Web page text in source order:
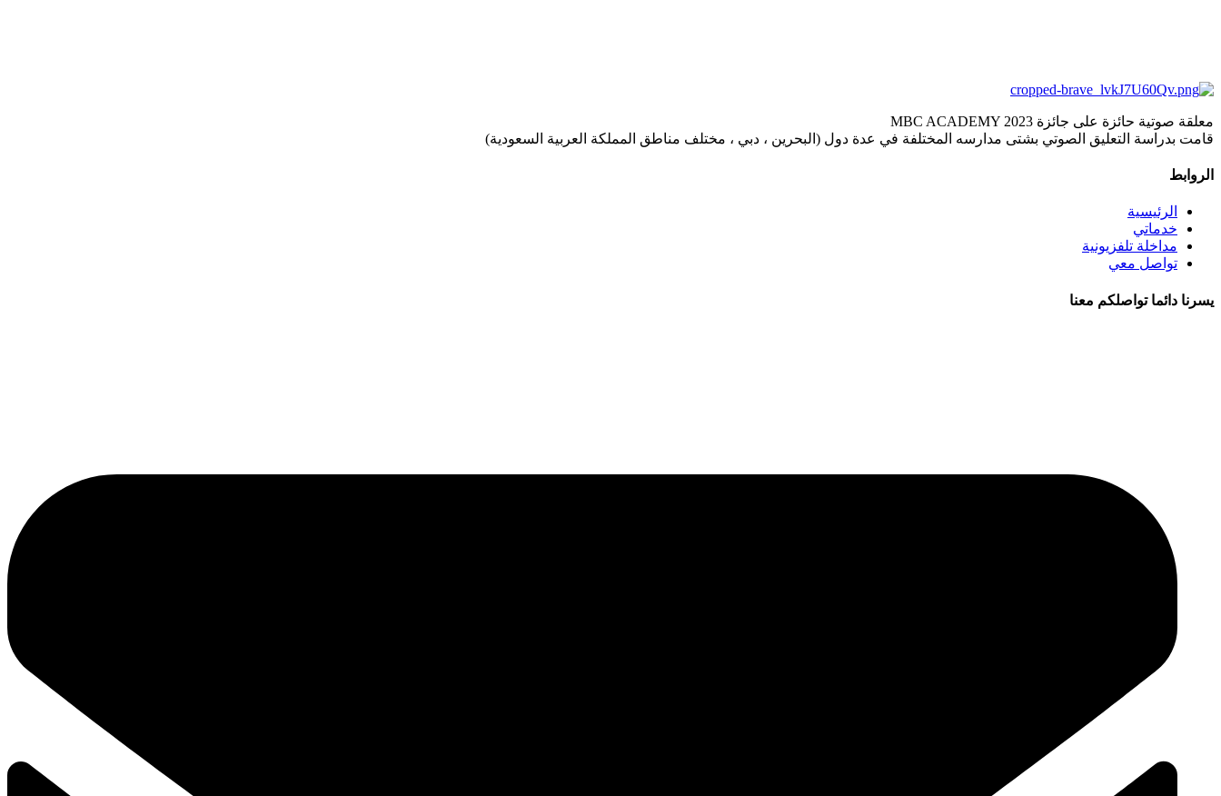
معلقة صوتية حائزة على جائزة MBC ACADEMY 2023
قامت بدراسة التعليق الصوتي بشتى مدارسه المختلفة في عدة دول (البحرين ، دبي ، مختلف مناطق المملكة العربية السعودية)
الروابط
الرئيسية
خدماتي
مداخلة تلفزيونية
تواصل معي
يسرنا دائما تواصلكم معنا